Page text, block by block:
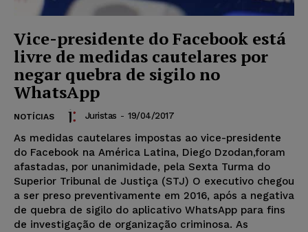
Vice-presidente do Facebook está
livre de medidas cautelares por
negar quebra de sigilo no
WhatsApp
NOTÍCIAS Juristas - 19/04/2017
As medidas cautelares impostas ao vice-presidente
do Facebook na América Latina, Diego Dzodan,foram
afastadas, por unanimidade, pela Sexta Turma do
Superior Tribunal de Justiça (STJ) O executivo chegou
a ser preso preventivamente em 2016, após a negativa
de quebra de sigilo do aplicativo WhatsApp para fins
de investigação de organização criminosa. As